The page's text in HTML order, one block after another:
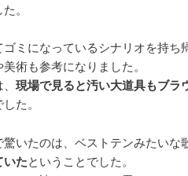
。
ゴミになっているシナリオを持
術も参考になりました。
現場で見ると汚い大道具もブラ
た。
驚いたのは、ベストテンみたいな
いたということでした。